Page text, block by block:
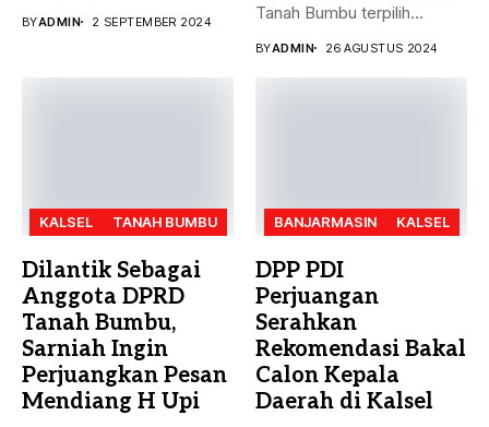
BYADMIN 2 SEPTEMBER 2024
Tanah Bumbu terpilih
BYADMIN 26 AGUSTUS 2024
KALSEL TANAH BUMBU
Dilantik Sebagai
Anggota DPRD
Tanah Bumbu,
Sarniah Ingin
Perjuangkan Pesan
Mendiang H Upi
BANJARMASIN KALSEL
DPP PDI
Perjuangan
Serahkan
Rekomendasi Bakal
Calon Kepala
Daerah di Kalsel